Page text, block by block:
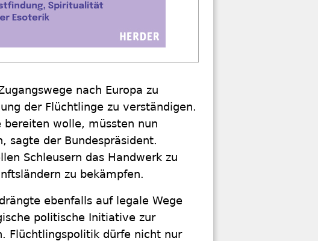
nach Europa zu
der Flüchtlinge zu verständigen.
bereiten wolle, müssten nun
sagte der Bundespräsident.
Schleusern das Handwerk zu
zu bekämpfen.
ebenfalls auf legale Wege
politische Initiative zur
Flüchtlingspolitik dürfe nicht nur